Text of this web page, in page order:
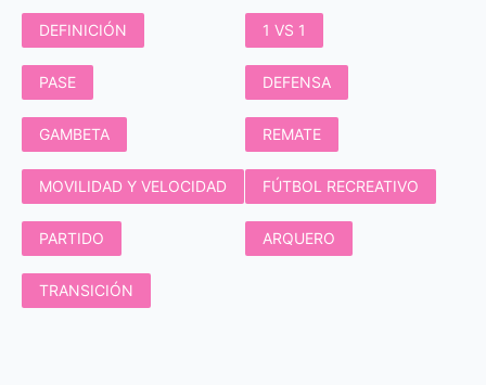
DEFINICIÓN 1 VS 1
PASE DEFENSA
GAMBETA REMATE
MOVILIDAD Y VELOCIDAD FÚTBOL RECREATIVO
PARTIDO ARQUERO
TRANSICIÓN